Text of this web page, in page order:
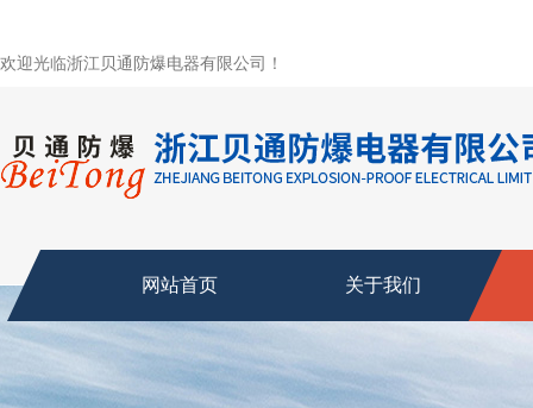
欢迎光临浙江贝通防爆电器有限公司！
网站首页 关于我们